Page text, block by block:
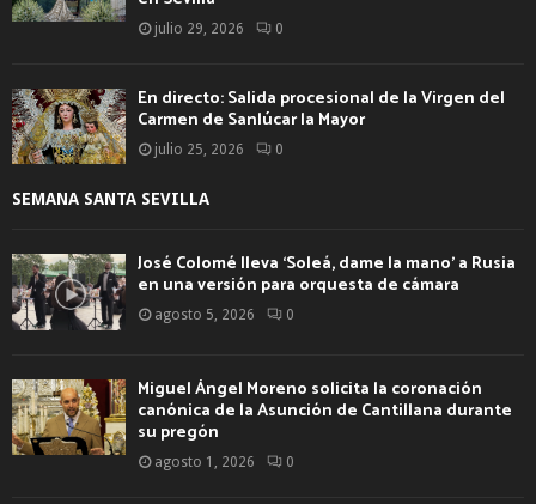
julio 29, 2026 0
En directo: Salida procesional de la Virgen del
Carmen de Sanlúcar la Mayor
julio 25, 2026 0
SEMANA SANTA SEVILLA
José Colomé lleva ‘Soleá, dame la mano’ a Rusia
en una versión para orquesta de cámara
agosto 5, 2026 0
Miguel Ángel Moreno solicita la coronación
canónica de la Asunción de Cantillana durante
su pregón
agosto 1, 2026 0